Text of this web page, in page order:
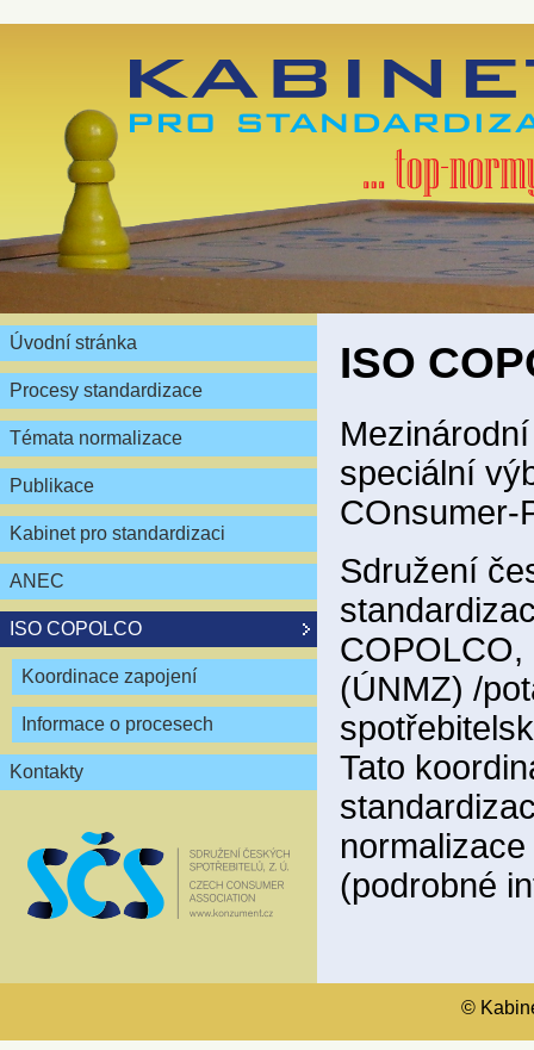
Úvodní stránka
Procesy standardizace
Témata normalizace
Publikace
Kabinet pro standardizaci
ANEC
ISO COPOLCO
Koordinace zapojení
Informace o procesech
Kontakty
ISO
speciální
COnsumer-
Sdružení
(ÚNMZ) /
Tato
(podrobné
©